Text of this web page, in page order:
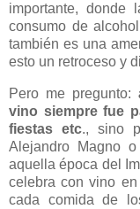
importante, donde
consumo de
también es una
esto un retroceso y
Pero me pregunto:
vino siempre fue
fiestas etc., sino
Alejandro Magno
aquella época del
celebra con vino
cada comida de